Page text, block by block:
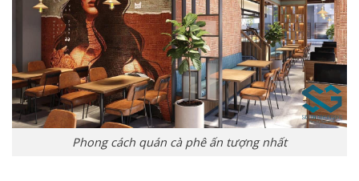
Phong cách quán cà phê ấn tượng nhất